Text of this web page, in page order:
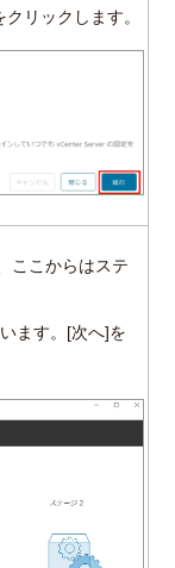
クリックします。
ここからはステ
ます。 [次へ]を